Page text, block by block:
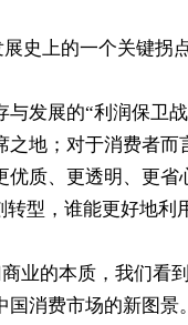
史上的一个关键拐
发展的“利润保卫
地；对于消费者而
优质、更透明、更
转型，谁能更好地
业的本质，我们看
消费市场的新图景。